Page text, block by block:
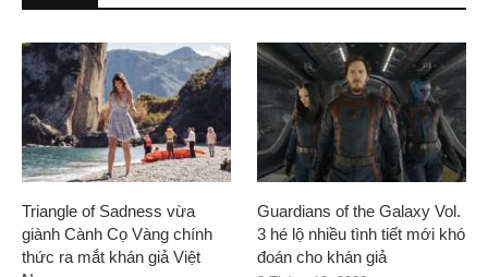
Triangle of Sadness vừa
giành Cành Cọ Vàng chính
thức ra mắt khán giả Việt
Guardians of the Galaxy Vol.
3 hé lộ nhiều tình tiết mới khó
đoán cho khán giả